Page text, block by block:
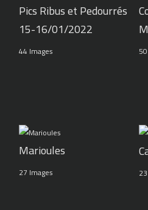
Pics Ribus et Pedourrés
15-16/01/2022
44 Images
Marioules
27 Images